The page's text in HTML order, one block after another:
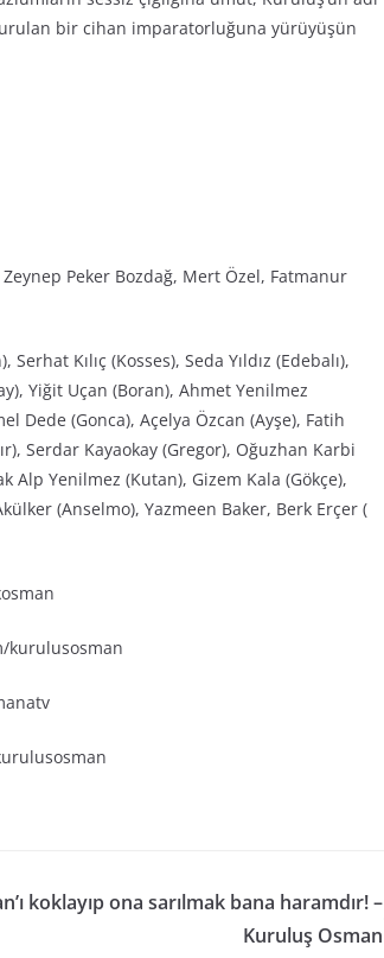
bir cihan imparatorluğuna yürüyüşün
Peker Bozdağ, Mert Özel, Fatmanur
Kılıç (Kosses), Seda Yıldız (Edebalı),
Yiğit Uçan (Boran), Ahmet Yenilmez
Dede (Gonca), Açelya Özcan (Ayşe), Fatih
Serdar Kayaokay (Gregor), Oğuzhan Karbi
Alp Yenilmez (Kutan), Gizem Kala (Gökçe),
(Anselmo), Yazmeen Baker, Berk Erçer (
kurulusosman
koklayıp ona sarılmak bana haramdır! –
Kuruluş Osman